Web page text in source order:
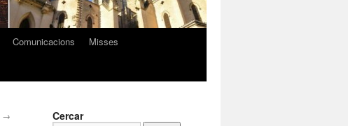
Comunicacions
Misses
→ Cercar